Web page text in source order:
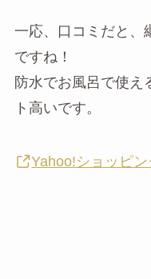
一応、口コミだと、
ですね！
防水でお風呂で使え
ト高いです。
Yahoo!ショッピ